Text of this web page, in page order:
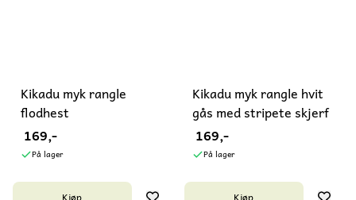
Kikadu myk rangle
flodhest
169,-
På lager
Kikadu myk rangle hvit
gås med stripete skjerf
169,-
På lager